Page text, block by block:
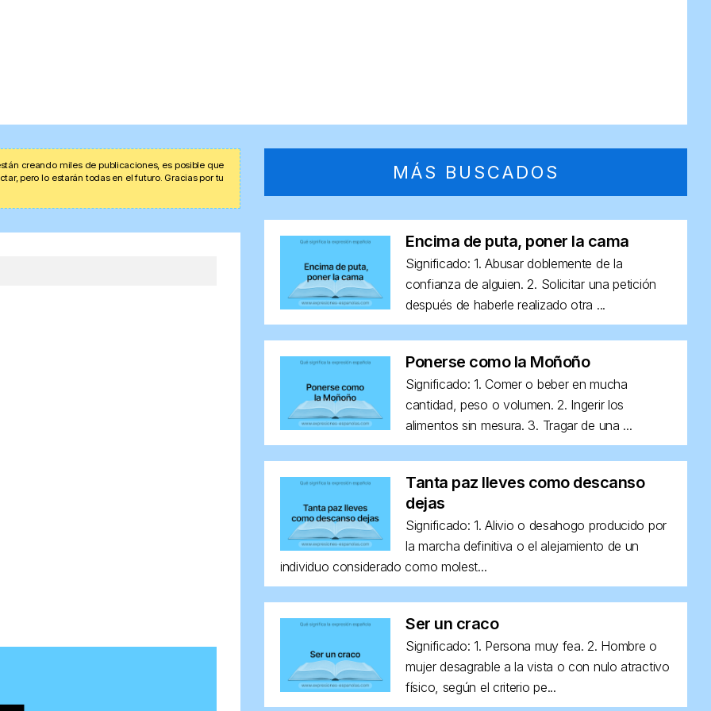
creando miles de publicaciones, es posible que
pero lo estarán todas en el futuro. Gracias por tu
MÁS BUSCADOS
Encima de puta, poner la cama
Significado: 1. Abusar doblemente de la
confianza de alguien. 2. Solicitar una petición
después de haberle realizado otra ...
Ponerse como la Moñoño
Significado: 1. Comer o beber en mucha
cantidad, peso o volumen. 2. Ingerir los
alimentos sin mesura. 3. Tragar de una ...
Tanta paz lleves como descanso
dejas
Significado: 1. Alivio o desahogo producido por
la marcha definitiva o el alejamiento de un
individuo considerado como molest...
Ser un craco
Significado: 1. Persona muy fea. 2. Hombre o
mujer desagrable a la vista o con nulo atractivo
físico, según el criterio pe...